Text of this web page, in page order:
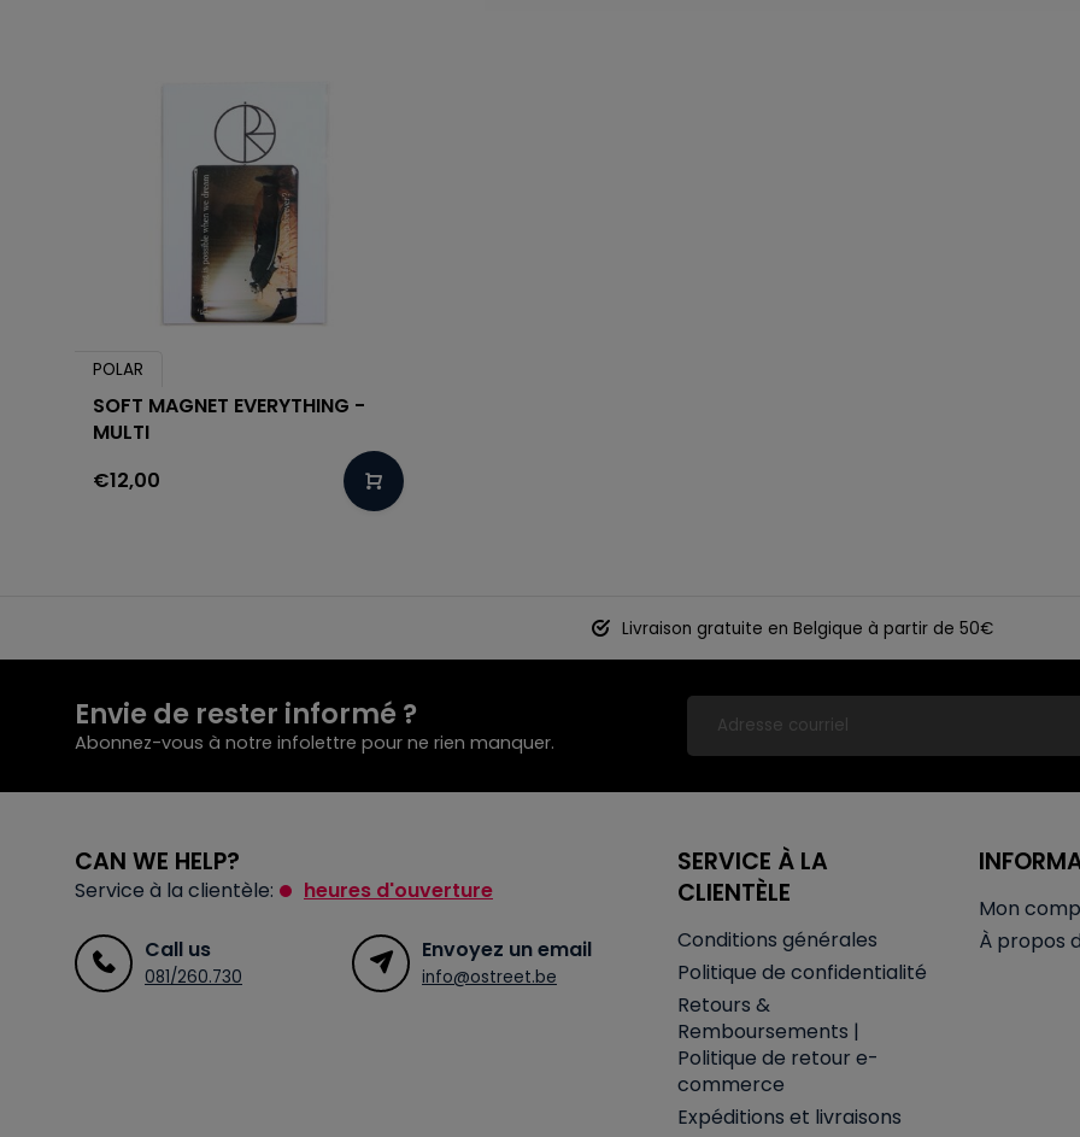
POLAR
SOFT MAGNET EVERYTHING -
MULTI
€12,00
Livraison gratuite en Belgique à partir de 50€
Envie de rester informé ?
Abonnez-vous à notre infolettre pour ne rien manquer.
CAN WE HELP?
Service à la clientèle: heures d'ouverture
Call us
081/260.730
Envoyez un email
info@ostreet.be
SERVICE À LA
CLIENTÈLE
Conditions générales
Politique de confidentialité
Retours &
Remboursements |
Politique de retour e-
commerce
Expéditions et livraisons
Mon
À propos